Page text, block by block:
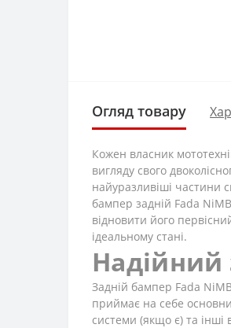
Огляд товару
Кожен власник
вигляду свого
найуразливіші частини
бампер задній Fada
відновити його
ідеальному стані.
Надійний
Задній бампер Fada
приймає на себе
системи (якщо є) та